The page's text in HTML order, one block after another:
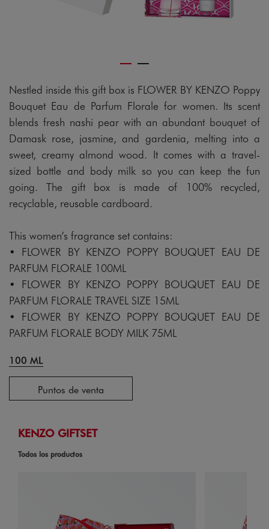
Nestled inside this gift box is FLOWER BY KENZO Poppy
Bouquet Eau de Parfum Florale for women. Its scent
blends fresh nashi pear with an abundant bouquet of
Damask rose, jasmine, and gardenia, melting into a
sweet, creamy almond wood. It comes with a travel-
sized bottle and body milk so you can keep the fun
going. The gift box is made of 100% recycled,
recyclable, reusable cardboard.
This women’s fragrance set contains:
• FLOWER BY KENZO POPPY BOUQUET EAU DE
PARFUM FLORALE 100ML
• FLOWER BY KENZO POPPY BOUQUET EAU DE
PARFUM FLORALE TRAVEL SIZE 15ML
• FLOWER BY KENZO POPPY BOUQUET EAU DE
PARFUM FLORALE BODY MILK 75ML
100 ML
Puntos de venta
KENZO GIFTSET
Todos los productos